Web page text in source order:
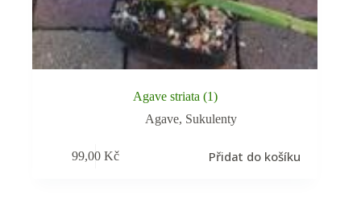
Agave striata (1)
Agave, Sukulenty
99,00Kč Přidat do košíku